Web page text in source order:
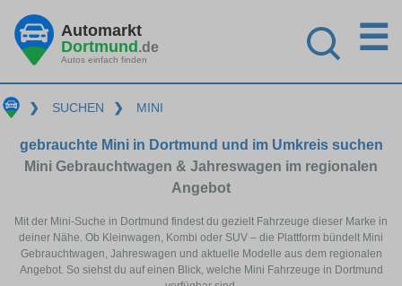
Automarkt
Dortmund.de
Autos einfach finden
☰
❯ SUCHEN ❯ MINI
gebrauchte Mini in Dortmund und im Umkreis suchen
Mini Gebrauchtwagen & Jahreswagen im regionalen
Angebot
Mit der Mini-Suche in Dortmund findest du gezielt Fahrzeuge dieser Marke in
deiner Nähe. Ob Kleinwagen, Kombi oder SUV – die Plattform bündelt Mini
Gebrauchtwagen, Jahreswagen und aktuelle Modelle aus dem regionalen
Angebot. So siehst du auf einen Blick, welche Mini Fahrzeuge in Dortmund